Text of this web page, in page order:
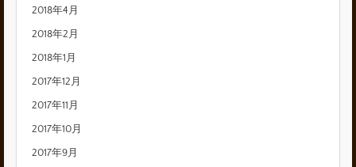
2018年4月
2018年2月
2018年1月
2017年12月
2017年11月
2017年10月
2017年9月